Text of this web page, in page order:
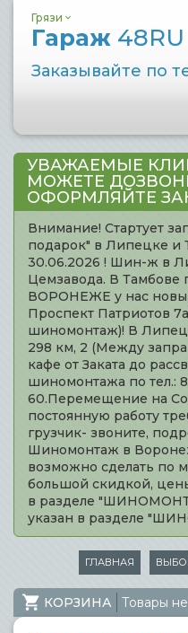
Грязи
Гараж 48RU
Заказывайте по
УВАЖАЕМЫЕ
МОЖЕТЕ
ОФОРМЛЯЙТЕ
Внимание! Стартует
подарок" в Липецке и
30.06.2026 ! Шин-ж в
Цемзавода. В Тамбове
ВОРОНЕЖЕ у нас
Проспект Патриотов
шиномонтаж)! В
298 км, 2 (Между
кафе от Заката до
шиномонтажа по тел.:
60.Перемещение на
постоянную работу
грузчик- звоните,
Шиномонтаж в
возможно сделать по
большой скидкой,
в разделе
указан в разделе
ГЛАВНАЯ
КОРЗИНА Товары